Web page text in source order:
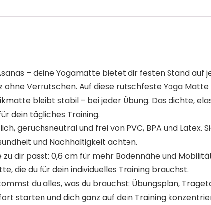
Asanas – deine Yogamatte bietet dir festen Stand auf
Verrutschen. Auf diese rutschfeste Yoga Matte
bleibt stabil – bei jeder Übung. Das dichte,
dein tägliches Training.
geruchsneutral und frei von PVC, BPA und Latex.
und Nachhaltigkeit achten.
zu dir passt: 0,6 cm für mehr Bodennähe und
die du für dein individuelles Training brauchst.
du alles, was du brauchst: Übungsplan,
starten und dich ganz auf dein Training